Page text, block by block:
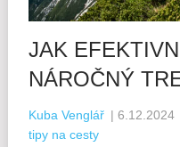
JAK
NÁROČNÝ
Kuba Venglář | 6.12.2024
tipy na cesty